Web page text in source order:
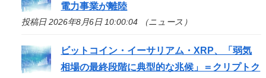
電力事業が離陸
投稿日 2026年8月6日 10:00:04 （ニュース）
ビットコイン・イーサリアム・XRP、「弱気
相場の最終段階に典型的な兆候」＝クリプトク